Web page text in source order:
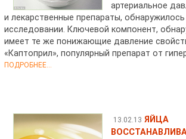
артериальное
и лекарственные препараты,
исследовании. Ключевой компонент,
имеет те же понижающие давление
«Каптоприл», популярный препарат от
ПОДРОБНЕЕ...
13.02.13 ЯЙЦА